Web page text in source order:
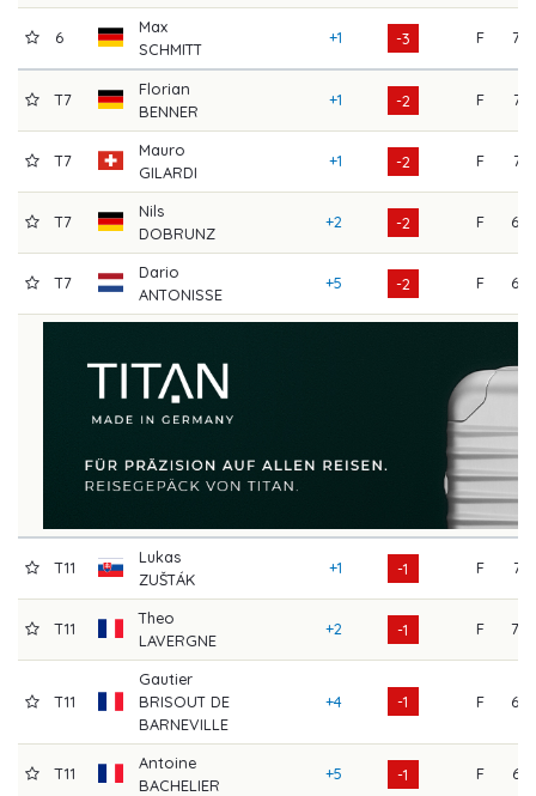
6
Max
SCHMITT
+1 -3 F 72
T7
Florian
BENNER
+1 -2 F 71
T7
Mauro
GILARDI
+1 -2 F 71
T7
Nils
DOBRUNZ
+2 -2 F 68
T7
Dario
ANTONISSE
+5 -2 F 68
T11
Lukas
ZUŠTÁK
+1 -1 F 71
T11
Theo
LAVERGNE
+2 -1 F 70
T11
Gautier
BRISOUT DE
BARNEVILLE
+4 -1 F 68
T11
Antoine
BACHELIER
+5 -1 F 64